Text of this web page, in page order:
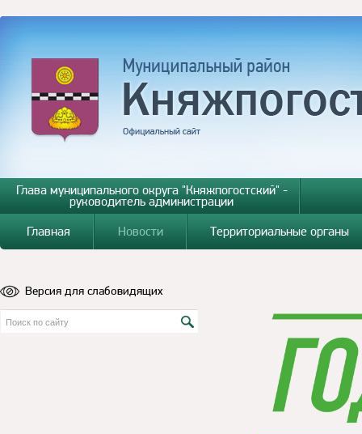
Глава муниципального округа "Княжпогостский" -
руководитель администрации
Главная
Новости Территориальные органы
Версия для слабовидящих